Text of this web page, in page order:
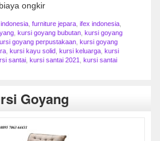
ongkir
furniture jepara ifex indonesia
kursi goyang bubutan kursi goyang
goyang perpustakaan kursi goyang
kursi kayu solid kursi keluarga kursi
santai kursi santai 2021
kursi santai
Goyang